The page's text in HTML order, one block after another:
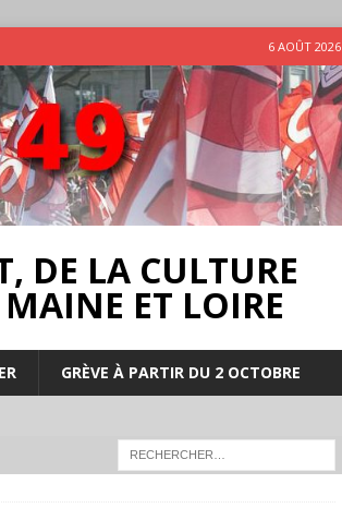
6 AOÛT 2026
DE LA CULTURE
ET LOIRE
GRÈVE À PARTIR DU 2 OCTOBRE